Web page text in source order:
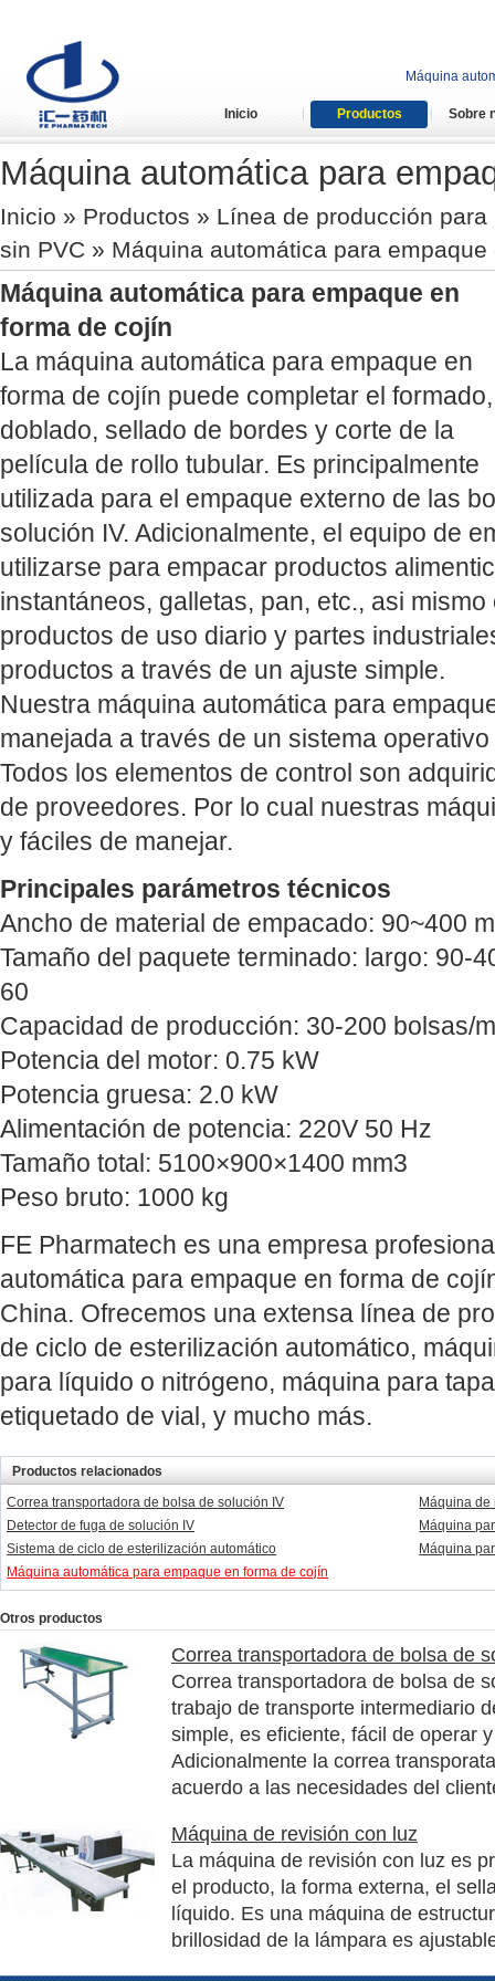
Máquina
Inicio Productos Sobre
Máquina automática para
Inicio » Productos » Línea de producción
sin PVC » Máquina automática para
Máquina automática para empaque en
forma de cojín
La máquina automática para empaque en
forma de cojín puede completar el formado,
doblado, sellado de bordes y corte de la
película de rollo tubular. Es principalmente
utilizada para el empaque externo de las
solución IV. Adicionalmente, el equipo de
utilizarse para empacar productos
instantáneos, galletas, pan, etc., asi
productos de uso diario y partes
productos a través de un ajuste simple.
Nuestra máquina automática para
manejada a través de un sistema
Todos los elementos de control son
de proveedores. Por lo cual nuestras
y fáciles de manejar.
Principales parámetros técnicos
Ancho de material de empacado: 90~400
Tamaño del paquete terminado: largo: 90-
60
Capacidad de producción: 30-200 bolsas/
Potencia del motor: 0.75 kW
Potencia gruesa: 2.0 kW
Alimentación de potencia: 220V 50 Hz
Tamaño total: 5100×900×1400 mm3
Peso bruto: 1000 kg
FE Pharmatech es una empresa
automática para empaque en forma de
China. Ofrecemos una extensa línea de
de ciclo de esterilización automático,
para líquido o nitrógeno, máquina para
etiquetado de vial, y mucho más.
Productos relacionados
Correa transportadora de bolsa de solución IV
Máquina
Detector de fuga de solución IV
Máquina
Sistema de ciclo de esterilización automático
Máquina
Máquina automática para empaque en forma de cojín
Otros productos
Correa transportadora de bolsa de
Correa transportadora de bolsa de
trabajo de transporte intermediario
simple, es eficiente, fácil de operar
Adicionalmente la correa
acuerdo a las necesidades del
Máquina de revisión con luz
La máquina de revisión con luz es
el producto, la forma externa, el
líquido. Es una máquina de
brillosidad de la lámpara es